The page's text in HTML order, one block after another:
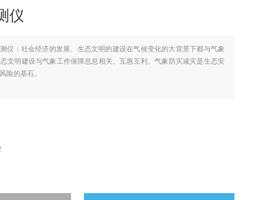
仪
仪：社会经济的发展、生态文明的建设在气候变化的大背景下都与气象
文明建设与气象工作保障息息相关、互惠互利。气象防灾减灾是生态安
险的基石。